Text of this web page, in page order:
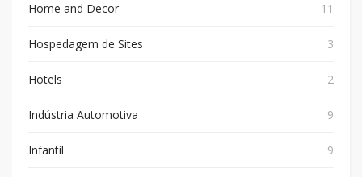
Home and Decor 11
Hospedagem de Sites 3
Hotels 2
Indústria Automotiva 9
Infantil 9